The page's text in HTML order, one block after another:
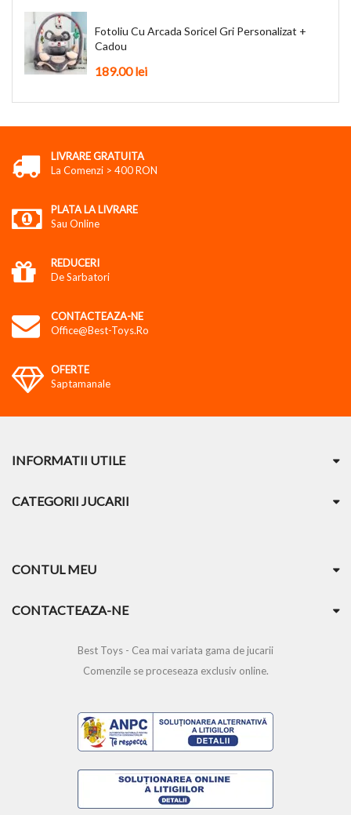
Fotoliu Cu Arcada Soricel Gri Personalizat +
Cadou
189.00 lei
LIVRARE GRATUITA
La Comenzi > 400 RON
PLATA LA LIVRARE
Sau Online
REDUCERI
De Sarbatori
CONTACTEAZA-NE
Office@best-Toys.ro
OFERTE
Saptamanale
INFORMATII UTILE
CATEGORII JUCARII
CONTUL MEU
CONTACTEAZA-NE
Best Toys - Cea mai variata gama de jucarii
Comenzile se proceseaza exclusiv online.